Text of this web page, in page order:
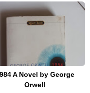
A Novel by George
Orwell